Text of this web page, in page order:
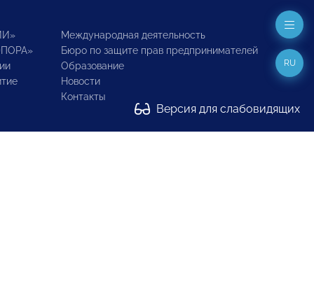
Международная деятельность
Бюро по защите прав предпринимателей
Образование
Новости
Контакты
Версия для слабовидящих
RU